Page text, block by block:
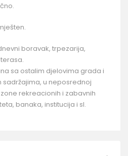
boravak, trpezarija,
sa ostalim djelovima grada i
sadržajima, u neposrednoj
rekreacionih i zabavnih
banaka, institucija i sl.